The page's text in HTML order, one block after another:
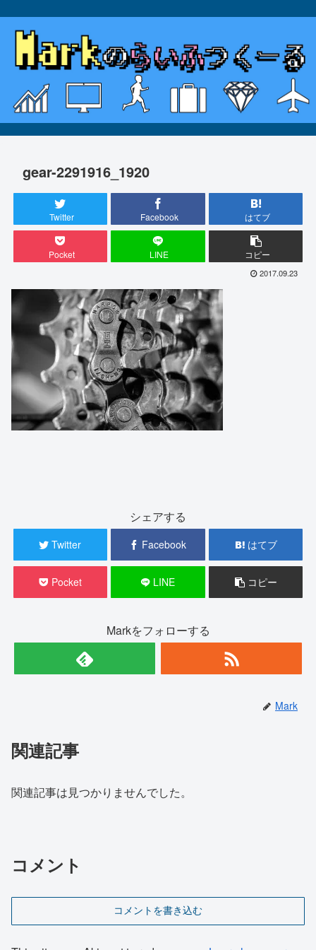
gear-2291916_1920
Twitter Facebook はてブ
Pocket LINE コピー
2017.09.23
シェアする
Twitter Facebook はてブ
Pocket LINE コピー
Markをフォローする
Mark
関連記事
関連記事は見つかりませんでした。
コメント
コメントを書き込む